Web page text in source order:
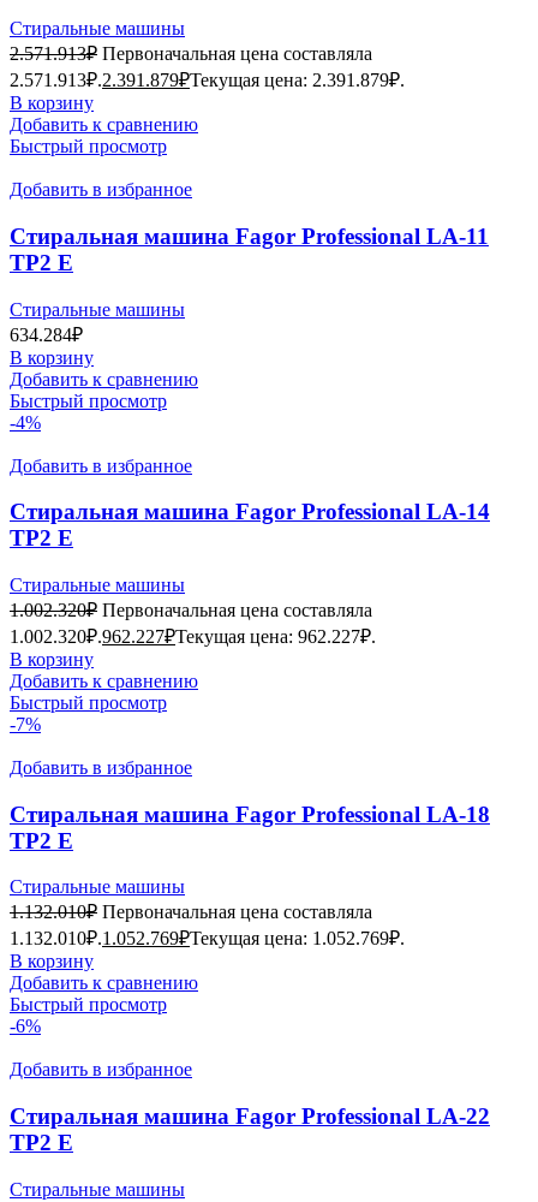
Стиральные машины
2.571.913₽ Первоначальная цена составляла
2.571.913₽.2.391.879₽Текущая цена: 2.391.879₽.
В корзину
Добавить к сравнению
Быстрый просмотр
Добавить в избранное
Стиральная машина Fagor Professional LA-11
TP2 E
Стиральные машины
634.284₽
В корзину
Добавить к сравнению
Быстрый просмотр
-4%
Добавить в избранное
Стиральная машина Fagor Professional LA-14
TP2 E
Стиральные машины
1.002.320₽ Первоначальная цена составляла
1.002.320₽.962.227₽Текущая цена: 962.227₽.
В корзину
Добавить к сравнению
Быстрый просмотр
-7%
Добавить в избранное
Стиральная машина Fagor Professional LA-18
TP2 E
Стиральные машины
1.132.010₽ Первоначальная цена составляла
1.132.010₽.1.052.769₽Текущая цена: 1.052.769₽.
В корзину
Добавить к сравнению
Быстрый просмотр
-6%
Добавить в избранное
Стиральная машина Fagor Professional LA-22
TP2 E
Стиральные машины